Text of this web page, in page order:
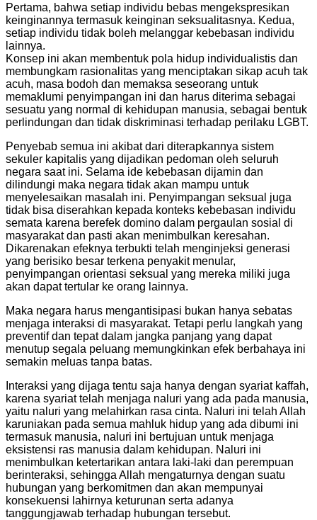
Pertama, bahwa setiap individu bebas mengekspresikan
keinginannya termasuk keinginan seksualitasnya. Kedua,
setiap individu tidak boleh melanggar kebebasan individu
lainnya.
Konsep ini akan membentuk pola hidup individualistis dan
membungkam rasionalitas yang menciptakan sikap acuh tak
acuh, masa bodoh dan memaksa seseorang untuk
memaklumi penyimpangan ini dan harus diterima sebagai
sesuatu yang normal di kehidupan manusia, sebagai bentuk
perlindungan dan tidak diskriminasi terhadap perilaku LGBT.
Penyebab semua ini akibat dari diterapkannya sistem
sekuler kapitalis yang dijadikan pedoman oleh seluruh
negara saat ini. Selama ide kebebasan dijamin dan
dilindungi maka negara tidak akan mampu untuk
menyelesaikan masalah ini. Penyimpangan seksual juga
tidak bisa diserahkan kepada konteks kebebasan individu
semata karena berefek domino dalam pergaulan sosial di
masyarakat dan pasti akan menimbulkan keresahan.
Dikarenakan efeknya terbukti telah menginjeksi generasi
yang berisiko besar terkena penyakit menular,
penyimpangan orientasi seksual yang mereka miliki juga
akan dapat tertular ke orang lainnya.
Maka negara harus mengantisipasi bukan hanya sebatas
menjaga interaksi di masyarakat. Tetapi perlu langkah yang
preventif dan tepat dalam jangka panjang yang dapat
menutup segala peluang memungkinkan efek berbahaya ini
semakin meluas tanpa batas.
Interaksi yang dijaga tentu saja hanya dengan syariat kaffah,
karena syariat telah menjaga naluri yang ada pada manusia,
yaitu naluri yang melahirkan rasa cinta. Naluri ini telah Allah
karuniakan pada semua mahluk hidup yang ada dibumi ini
termasuk manusia, naluri ini bertujuan untuk menjaga
eksistensi ras manusia dalam kehidupan. Naluri ini
menimbulkan ketertarikan antara laki-laki dan perempuan
berinteraksi, sehingga Allah mengaturnya dengan suatu
hubungan yang berkomitmen dan akan mempunyai
konsekuensi lahirnya keturunan serta adanya
tanggungjawab terhadap hubungan tersebut.